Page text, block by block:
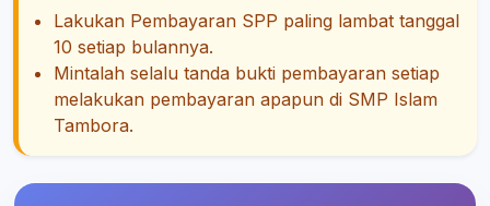
Lakukan Pembayaran SPP paling lambat tanggal
10 setiap bulannya.
Mintalah selalu tanda bukti pembayaran setiap
melakukan pembayaran apapun di SMP Islam
Tambora.